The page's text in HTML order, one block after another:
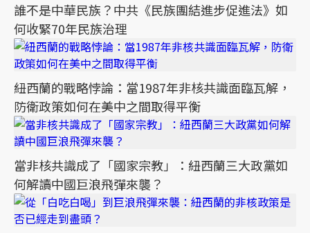
誰不是中華民族？中共《民族團結進步促進法》如
何收緊70年民族治理
紐西蘭的戰略悖論：當1987年非核共識面臨瓦解，
防衛政策如何在美中之間取得平衡
當非核共識成了「國家宗教」：紐西蘭三大政黨如
何解讀中國巨浪飛彈來襲？